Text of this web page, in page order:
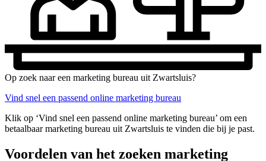
Op zoek naar een marketing bureau uit Zwartsluis?
Vind snel een passend online marketing bureau
Klik op ‘Vind snel een passend online marketing bureau’ om een
betaalbaar marketing bureau uit Zwartsluis te vinden die bij je past.
Voordelen van het zoeken marketing